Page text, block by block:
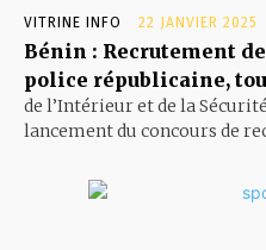
VITRINE INFO 22 JANVIER 2025
Bénin : Recrutement
police républicaine,
de l’Intérieur et de la
lancement du concours de